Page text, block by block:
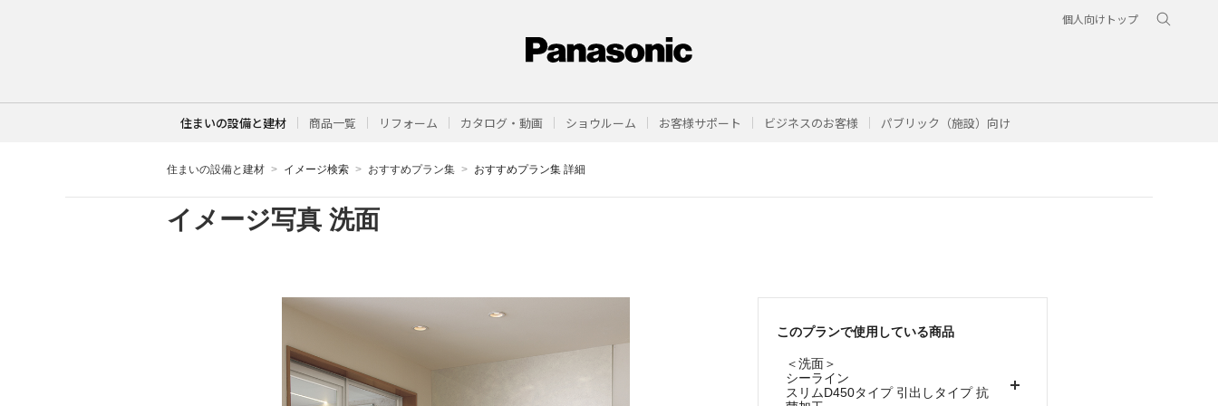
個人向けトップ
住まいの設備と建材 商品一覧 リフォーム カタログ・動画 ショウルーム お客様サポート ビジネスのお客様 パブリック（施設）向け
住まいの設備と建材 イメージ検索 おすすめプラン集 おすすめプラン集 詳細
イメージ写真 洗面
このプランで使用している商品
＜洗面＞
シーライン
スリムD450タイプ 引出しタイプ 抗